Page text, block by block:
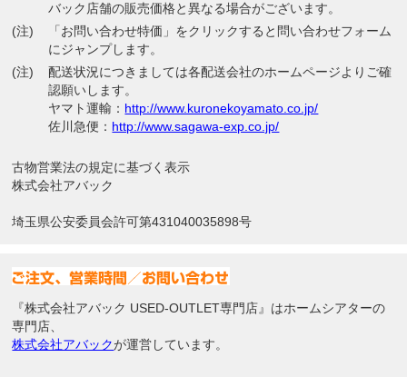
バック店舗の販売価格と異なる場合がございます。
(注)
「お問い合わせ特価」をクリックすると問い合わせフォーム
にジャンプします。
(注)
配送状況につきましては各配送会社のホームページよりご確
認願いします。
ヤマト運輸： http://www.kuronekoyamato.co.jp/
佐川急便： http://www.sagawa-exp.co.jp/
古物営業法の規定に基づく表示
株式会社アバック
埼玉県公安委員会許可第431040035898号
『株式会社アバック USED-OUTLET専門店』はホームシアターの
専門店、
株式会社アバックが運営しています。